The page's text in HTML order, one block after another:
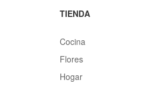
TIENDA
Cocina
Flores
Hogar